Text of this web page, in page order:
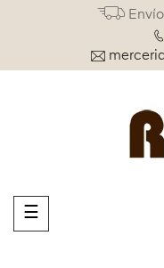
Navegación
de
☰